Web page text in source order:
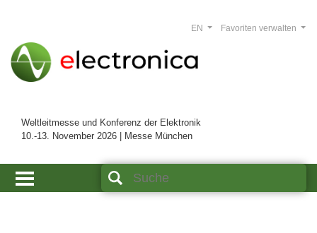
Weltleitmesse und Konferenz der Elektronik
10.-13. November 2026 | Messe München
Favoriten verwalten
EN